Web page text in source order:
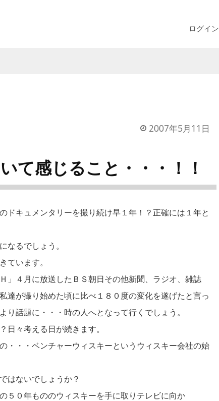
ログイン
2007年5月11日
て感じること・・・！！
ドキュメンタリーを撮り続け早１年！？正確には１年と
なるでしょう。
ています。
」４月に放送したＢＳ朝日その他新聞、ラジオ、雑誌
達が撮り始めた頃に比べ１８０度の変化を遂げたと言っ
話題に・・・時の人へとなって行くでしょう。
日々考える日が続きます。
・・・ベンチャーウィスキーというウィスキー会社の始
はないでしょうか？
５０年もののウィスキーを手に取りテレビに向か